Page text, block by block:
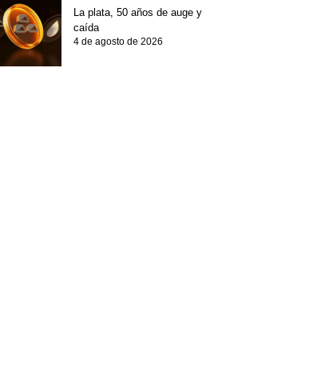
La plata, 50 años de auge y
caída
4 de agosto de 2026